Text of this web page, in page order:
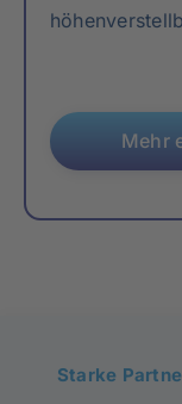
Mehr
Starke